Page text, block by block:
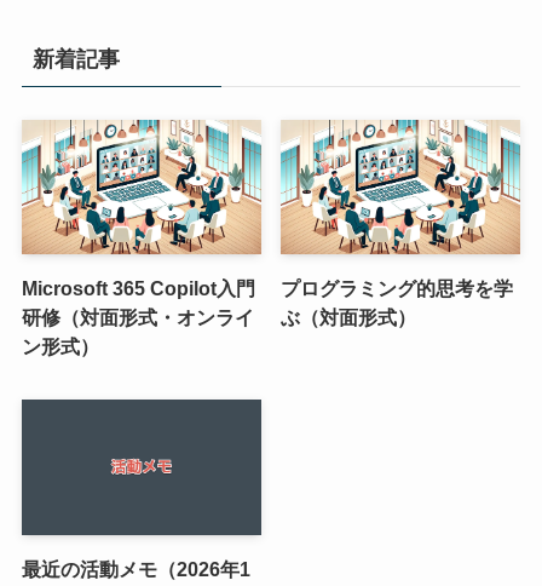
新着記事
Microsoft 365 Copilot入門
研修（対面形式・オンライ
ン形式）
プログラミング的思考を学
ぶ（対面形式）
最近の活動メモ（2026年1